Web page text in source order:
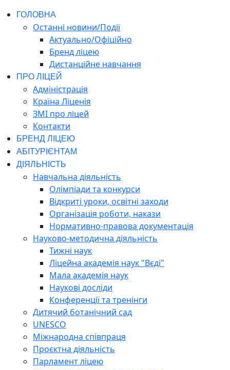
ГОЛОВНА
Останні новини/Події
Актуально/Офіційно
Бренд ліцею
Дистанційне навчання
ПРО ЛІЦЕЙ
Адміністрація
Країна Ліценія
ЗМІ про ліцей
Контакти
БРЕНД ЛІЦЕЮ
АБІТУРІЄНТАМ
ДІЯЛЬНІСТЬ
Навчальна діяльність
Олімпіади та конкурси
Відкриті уроки, освітні заходи
Організація роботи, накази
Нормативно-правова документація
Науково-методична діяльність
Тижні наук
Ліцейна академія наук "Вєді"
Мала академія наук
Наукові досліди
Конференції та тренінги
Дитячий ботанічний сад
UNESCO
Міжнародна співпраця
Проєктна діяльність
Парламент ліцею